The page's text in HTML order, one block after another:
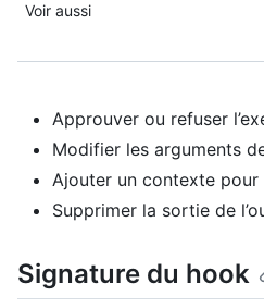
Voir aussi
Approuver ou refuser
Modifier les arguments
Ajouter un contexte pour
Supprimer la sortie de
Signature du hook